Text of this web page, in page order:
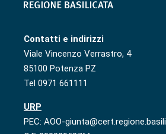
Contatti e indirizzi
Viale Vincenzo Verrastro, 4
85100 Potenza PZ
Tel 0971 661111
URP
PEC: AOO-